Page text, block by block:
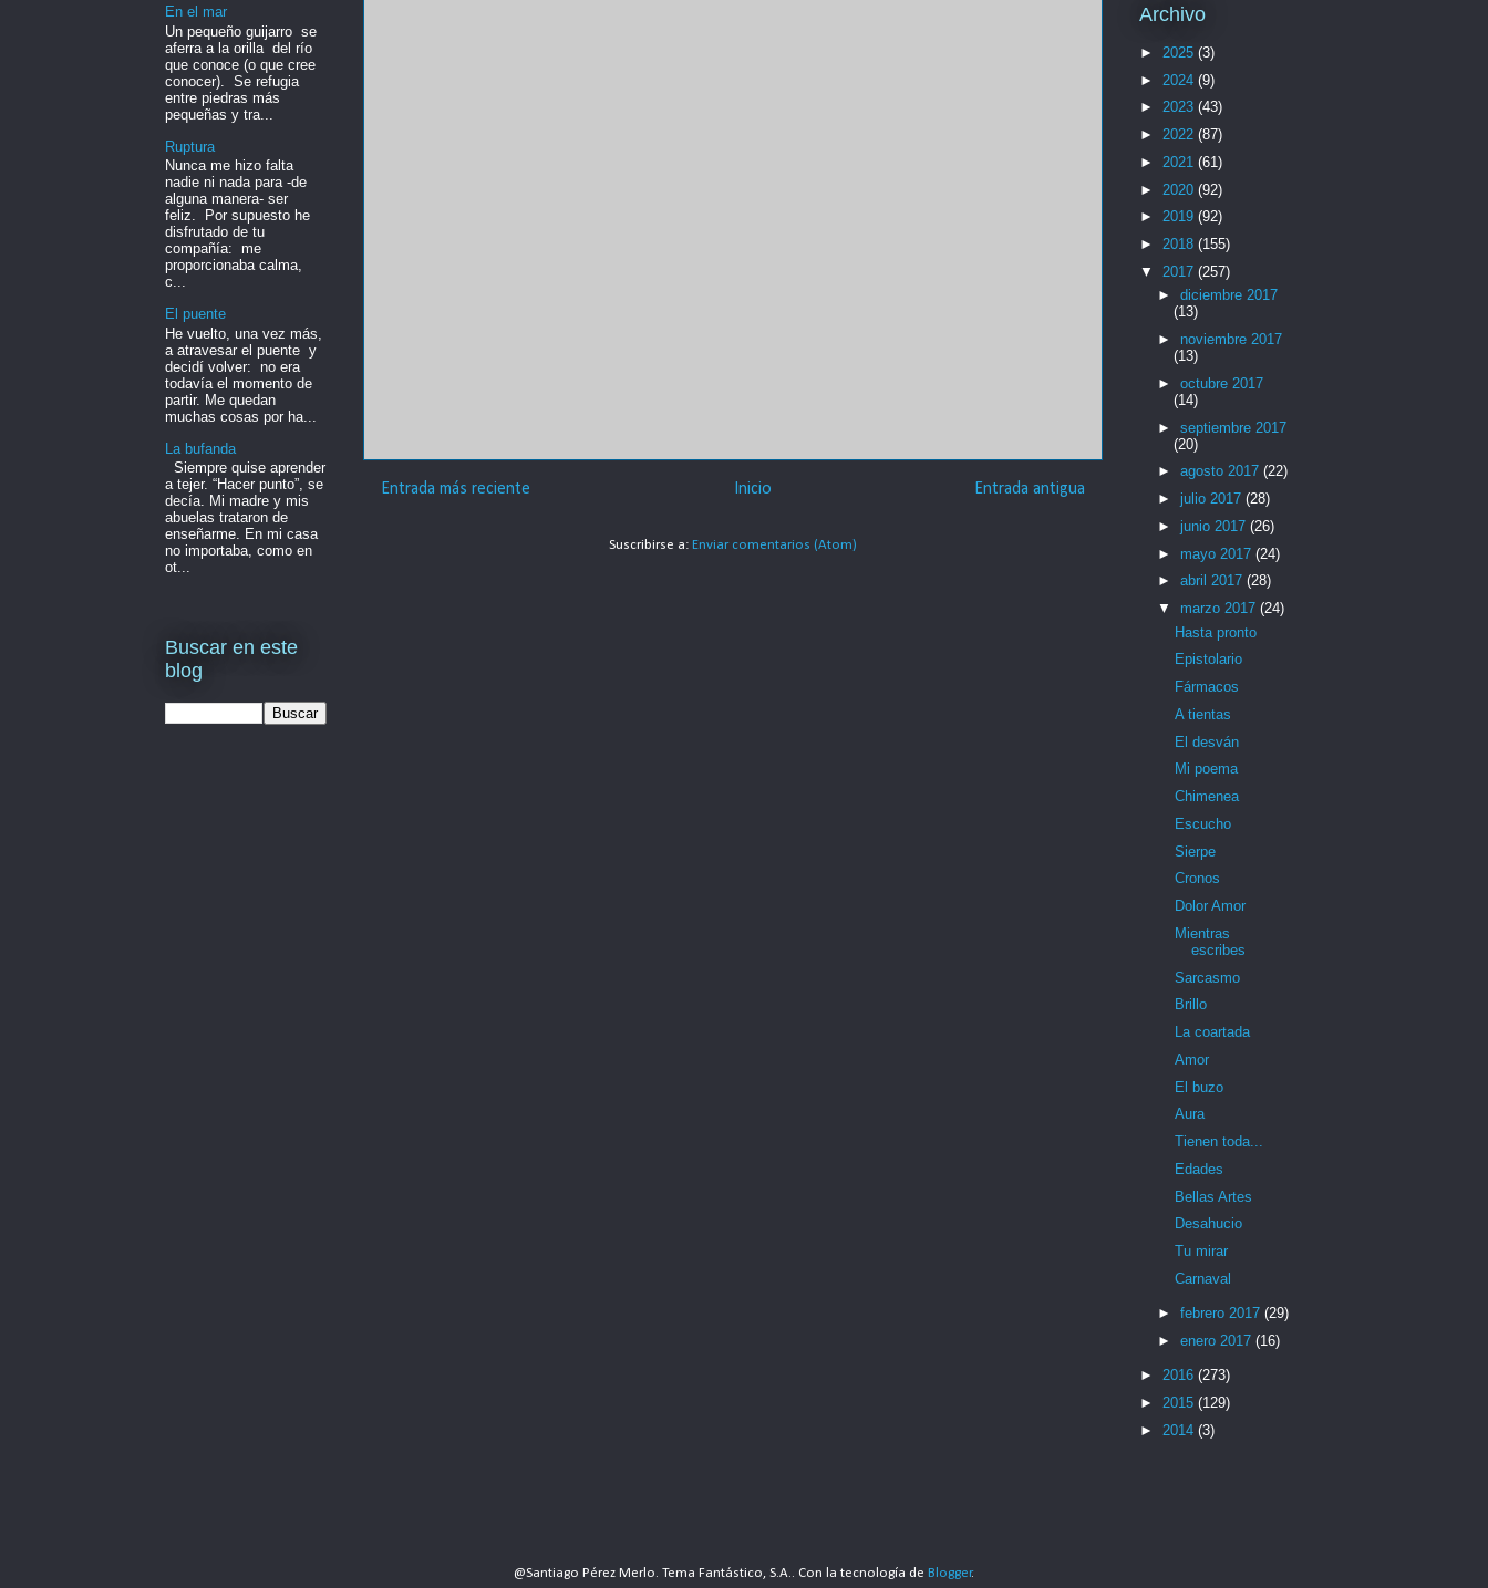
Entrada más reciente Entrada antigua
Inicio
Suscribirse a: Enviar comentarios (Atom)
En el mar
Un pequeño guijarro se
aferra a la orilla del río
que conoce (o que cree
conocer). Se refugia
entre piedras más
pequeñas y tra...
Ruptura
Nunca me hizo falta
nadie ni nada para -de
alguna manera- ser
feliz. Por supuesto he
disfrutado de tu
compañía: me
proporcionaba calma,
c...
El puente
He vuelto, una vez más,
a atravesar el puente y
decidí volver: no era
todavía el momento de
partir. Me quedan
muchas cosas por ha...
La bufanda
Siempre quise aprender
a tejer. “Hacer punto”, se
decía. Mi madre y mis
abuelas trataron de
enseñarme. En mi casa
no importaba, como en
ot...
Buscar en este
blog
Archivo
► 2025 (3)
► 2024 (9)
► 2023 (43)
► 2022 (87)
► 2021 (61)
► 2020 (92)
► 2019 (92)
► 2018 (155)
▼ 2017 (257)
► diciembre 2017
(13)
► noviembre 2017
(13)
► octubre 2017
(14)
► septiembre 2017
(20)
► agosto 2017 (22)
► julio 2017 (28)
► junio 2017 (26)
► mayo 2017 (24)
► abril 2017 (28)
▼ marzo 2017 (24)
Hasta pronto
Epistolario
Fármacos
A tientas
El desván
Mi poema
Chimenea
Escucho
Sierpe
Cronos
Dolor Amor
Mientras
escribes
Sarcasmo
Brillo
La coartada
Amor
El buzo
Aura
Tienen toda...
Edades
Bellas Artes
Desahucio
Tu mirar
Carnaval
► febrero 2017 (29)
► enero 2017 (16)
► 2016 (273)
► 2015 (129)
► 2014 (3)
@Santiago Pérez Merlo. Tema Fantástico, S.A.. Con la tecnología de Blogger.